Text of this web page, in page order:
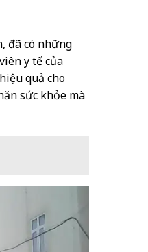
đã có những
y tế của
quả cho
sức khỏe mà